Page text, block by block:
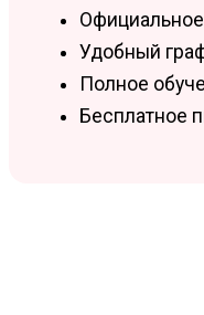
Удобный
Полное
Бесплатное